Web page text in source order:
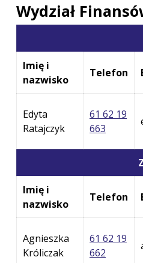
Wydział
Imię i
nazwisko
Telefon
Edyta
Ratajczyk
61 62 19
663
Imię i
nazwisko
Telefon
Agnieszka
Króliczak
61 62 19
662